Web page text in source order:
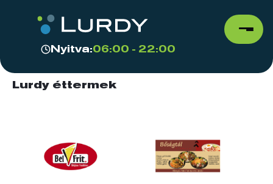
Nyitva:06:00 - 22:00
Lurdy éttermek